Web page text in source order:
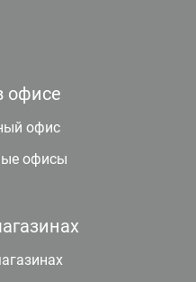
офисе
офис
офисы